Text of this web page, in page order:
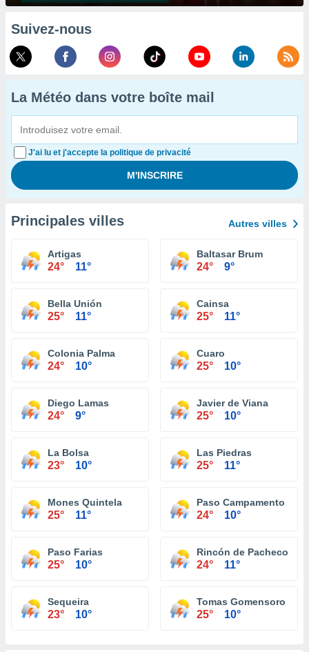
Suivez-nous
La Météo dans votre boîte mail
J'ai lu et j'accepte la politique de privacité
Principales villes Autres villes
Artigas
24° 11°
Baltasar Brum
24° 9°
Bella Unión
25° 11°
Cainsa
25° 11°
Colonia Palma
24° 10°
Cuaro
25° 10°
Diego Lamas
24° 9°
Javier de Viana
25° 10°
La Bolsa
23° 10°
Las Piedras
25° 11°
Mones Quintela
25° 11°
Paso Campamento
24° 10°
Paso Farias
25° 10°
Rincón de Pacheco
24° 11°
Sequeira
23° 10°
Tomas Gomensoro
25° 10°